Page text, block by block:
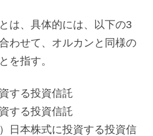
は、具体的には、以下の3
わせて、オルカンと同様の
を指す。
する投資信託
する投資信託
日本株式に投資する投資信